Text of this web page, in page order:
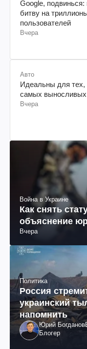
Google,
битву на
пользователей
Вчера
Авто
Идеальны для тех,
самых выносливых
Вчера
Война в Украине
Как снять
объяснение
Вчера
Политика
Россия
украинский
напомнить
Юрий Богданов
Блогер